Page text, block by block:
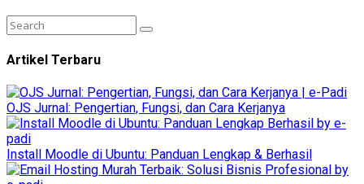
Artikel Terbaru
OJS Jurnal: Pengertian, Fungsi, dan Cara Kerjanya
Install Moodle di Ubuntu: Panduan Lengkap & Berhasil